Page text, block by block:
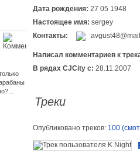
Дата рождения: 27 05 1948
Настоящее имя: sergey
Контакты:
Написал комментариев к
В рядах CJCity с: 28.11.2007
Треки
Опубликовано треков: 100